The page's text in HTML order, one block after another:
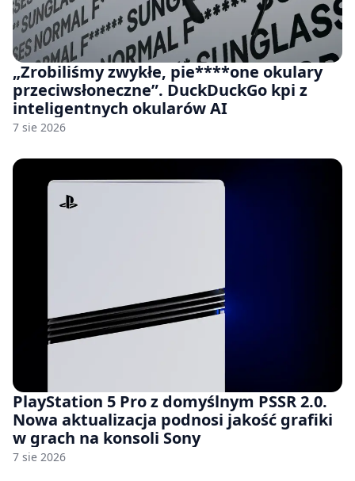
„Zrobiliśmy zwykłe, pie****one okulary
przeciwsłoneczne”. DuckDuckGo kpi z
inteligentnych okularów AI
7 sie 2026
PlayStation 5 Pro z domyślnym PSSR 2.0.
Nowa aktualizacja podnosi jakość grafiki
w grach na konsoli Sony
7 sie 2026